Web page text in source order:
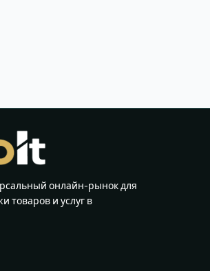
онлайн-рынок для
товаров и услуг в